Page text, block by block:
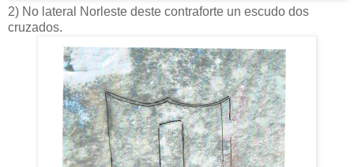
2) No lateral Norleste deste contraforte un escudo dos
cruzados.